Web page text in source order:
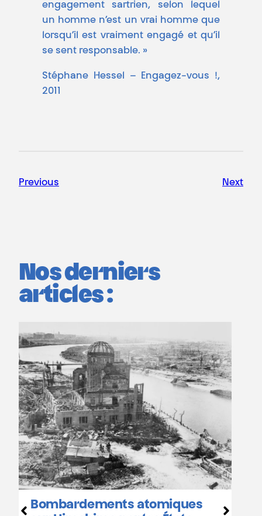
engagement sartrien, selon lequel
un homme n’est un vrai homme que
lorsqu’il est vraiment engagé et qu’il
se sent responsable. »
Stéphane Hessel – Engagez-vous !,
2011
Previous Next
Nos derniers
articles :
atomiques
Hiroshima et